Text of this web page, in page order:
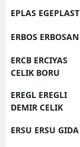
EPLAS EGEPLAST
ERBOS ERBOSAN
ERCB ERCIYAS
CELIK BORU
EREGL EREGLI
DEMIR CELIK
ERSU ERSU GIDA